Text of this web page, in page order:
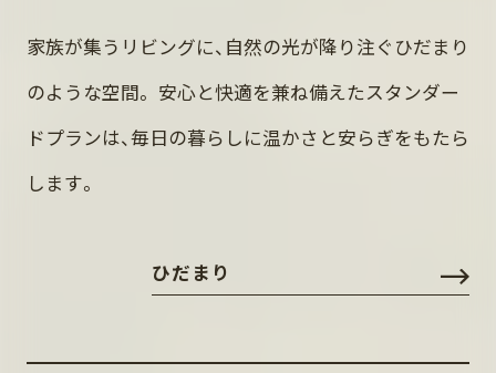
家族が集うリビングに、自然の光が降り注ぐひだまり
のような空間。 安心と快適を兼ね備えたスタンダー
ドプランは、毎日の暮らしに温かさと安らぎをもたら
します。
ひだまり